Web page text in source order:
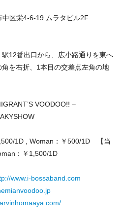
区栄4-6-19 ムラタビル2F
12番出口から、広小路通りを東へ
を右折、1本目の交差点左角の地
VOODOO!! –
1D , Woman：￥500/1D 【当
：￥1,500/1D
www.i-bossaband.com